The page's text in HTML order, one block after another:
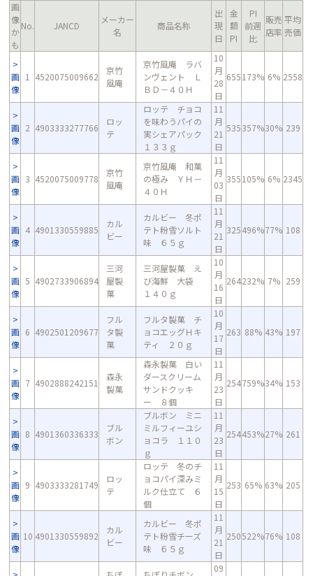
画
像
か
も
No. JANCD
メーカー
名
商品名称
出
現
日
金
額
PI
PI
前週
比
販売
店率
平均
売価
画
像
1 4520075009662
京竹
風庵
京竹風庵 ラバ
ンヴェント Ｌ
ＢＤ－４０Ｈ
10
月
28
日
655173% 6% 2558
画
像
2 4903333277766
ロッ
テ
ロッテ チョコ
を味わうパイの
実シェアパック
１３３ｇ
11
月
21
日
535357%30% 239
画
像
3 4520075009778
京竹
風庵
京竹風庵 和菓
の極み ＹＨ－
４０Ｈ
11
月
03
日
355105% 6% 2345
画
像
4 4901330559885
カル
ビー
カルビー 冬ポ
テト粉雪ソルト
味 ６５ｇ
11
月
21
日
325496%77% 108
画
像
5 4902733906894
三河
屋製
菓
三河屋製菓 え
び海鮮 大袋
１４０ｇ
10
月
16
日
264232% 7% 259
画
像
6 4902501209677
フル
タ製
菓
フルタ製菓 チ
ョコエッグＨキ
ティ ２０ｇ
10
月
17
日
263 88% 43% 197
画
像
7 4902888242151
森永
製菓
森永製菓 白い
ダースクリーム
サンドクッキ
ー ８個
11
月
23
日
254759%34% 153
画
像
8 4901360336333
ブル
ボン
ブルボン ミニ
ミルフィーユシ
ョコラ １１０
ｇ
11
月
23
日
254453%27% 261
画
像
9 4903333281749
ロッ
テ
ロッテ 冬のチ
ョコパイ深みミ
ルク仕立て ６
個
11
月
15
日
253 65% 63% 205
画
像
10 4901330559892
カル
ビー
カルビー 冬ポ
テト粉雪チーズ
味 ６５ｇ
11
月
21
日
250522%76% 108
09